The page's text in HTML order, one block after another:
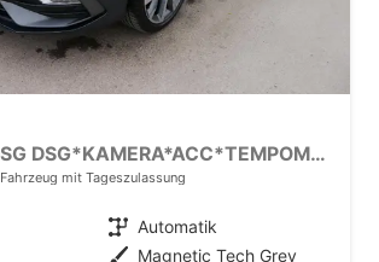
FR 2.0 TDI DSG DSG*KAMERA*ACC*TEMPOMAT*NAVI*3-ZONE KLIMAAUTOMATIK*VIRTUAL COCKPIT*
Fahrzeug mit Tageszulassung
Getriebe Automatik
Außenfarbe Magnetic Tech Grey